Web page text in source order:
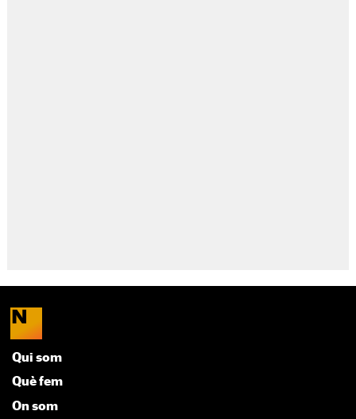
Qui som
Què fem
On som